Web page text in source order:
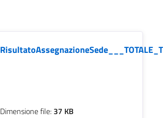
Dimensione file: 37 KB